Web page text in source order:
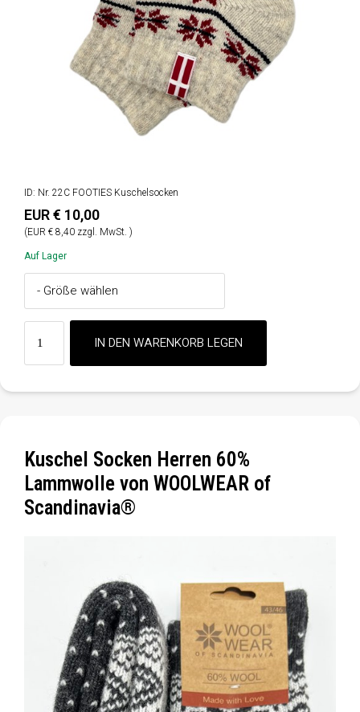
ID: Nr. 22C FOOTIES Kuschelsocken
EUR € 10,00
(EUR € 8,40 zzgl. MwSt. )
Auf Lager
Kuschel Socken Herren 60%
Lammwolle von WOOLWEAR of
Scandinavia®